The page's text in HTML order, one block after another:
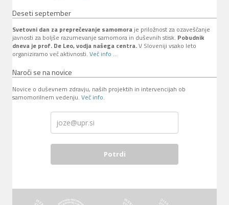
Deseti september
Svetovni dan za preprečevanje samomora je priložnost za ozaveščanje
javnosti za boljše razumevanje samomora in duševnih stisk. Pobudnik
dneva je prof. De Leo, vodja našega centra.V Sloveniji vsako leto
organiziramo več aktivnosti. Več info ...
Naroči se na novice
Novice o duševnem zdravju, naših projektih in intervencijah ob
samomorilnem vedenju. Več info.
Potrdi